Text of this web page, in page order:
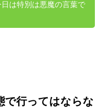
は特別は悪魔の言葉で
で行ってはならな